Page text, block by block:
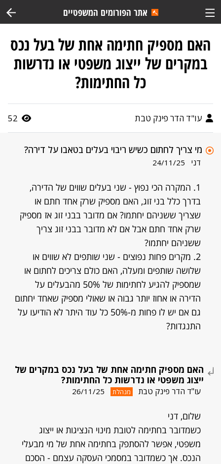
אתר הפורומים המשפטיים
האם מספיק חתימה אחת של בעל נכס
במקרים של ייצוג משפטי או נדרשות
כל החתימות?
עו"ד הדר פינק טבת 52
מי צריך לחתום כשיש ריבוי בעלים בטאבו על דירה?
דני 24/11/25
1. המקרה הכי נפוץ - שני בעלים שווים של הדירה,
בדרך כלל בני זוג, האם מספיק שרק אחד חתם או
שצריך ששניהם יחתמו? אם מדובר בבני זוג אז מספיק
שרק אחד חתם אבל אם לא מדובר בבני זוג צריך
ששניהם יחתמו?
2. מקרים פחות נפוצים - שני שותפים לא שווים או
שלושה שותפים ומעלה, האם כולם צריכים לחתום או
שמספיק להגיע לחתימות של 50% מהבעלים על
הדירה או אחוז יותר גבוה או שאולי מספיק שאחד יחתום
גם אם יש לו פחות מ-50% כל עוד היתר לא הודיעו על
התנגדות?
האם מספיק חתימה אחת של בעל נכס במקרים של
ייצוג משפטי או נדרשות כל החתימות?
עו"ד הדר פינק טבת מנהלת 26/11/25
שלום, דני
כשמדובר בחתימה לטובת מינוי הנציגות או ייצוג
משפטי, אפשר להסתפק בחתימה אחת של מי מבעלי
הנכס. אך כשמדובר במסמכי העסקה עצמם - הסכם